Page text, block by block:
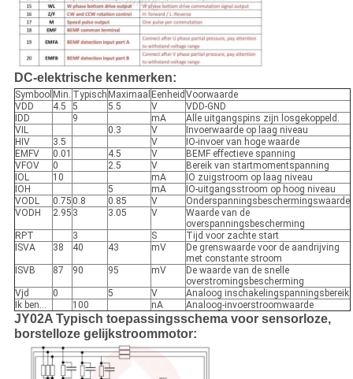
DC-elektrische kenmerken:
Symbool Min. Typisch Maximaal Eenheid Voorwaarde
VDD
4.5 5 5.5 V
VDD-GND
IDD
9 mA
Alle uitgangspins zijn losgekoppeld.
VIL
0.3 V
Invoerwaarde op laag niveau
HIV
3.5 V
IO-invoer van hoge waarde
EMFV
0.01 4.5 V
BEMF effectieve spanning
VFOV
0 2.5 V
Bereik van startmomentspanning
IOL
10 mA
IO zuigstroom op laag niveau
IOH
5 mA
IO-uitgangsstroom op hoog niveau
VODL
0.75 0.8 0.85 V
Onderspanningsbeschermingswaarde
VODH
2.95 3 3.05 V
Waarde van de
overspanningsbescherming
RPT
3 S
Tijd voor zachte start
ISVA
38 40 43 mV
De grenswaarde voor de aandrijving
met constante stroom
ISVB
87 90 95 mV
De waarde van de snelle
overstromingsbescherming
Vjd
0 5 V
Analoog inschakelingspanningsbereik
Ik ben...
100 nA Analoog-invoerstroomwaarde
JY02A Typisch toepassingsschema voor sensorloze,
borstelloze gelijkstroommotor: